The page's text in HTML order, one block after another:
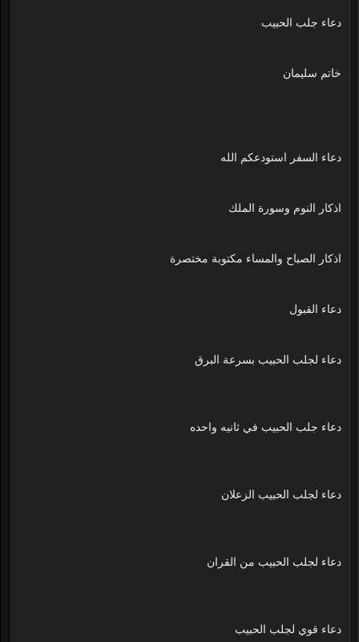
دعاء جلب الحبيب
خاتم سليمان
دعاء السفر استودعكم الله
اذكار النوم وسورة الملك
اذكار الصباح والمساء مكتوبة مختصرة
دعاء القبول
دعاء لجلب الحبيب بسرعة البرق
دعاء جلب الحبيب في ثانيه واحده
دعاء لجلب الحبيب الزعلان
دعاء لجلب الحبيب من القران
دعاء قوي لجلب الحبيب